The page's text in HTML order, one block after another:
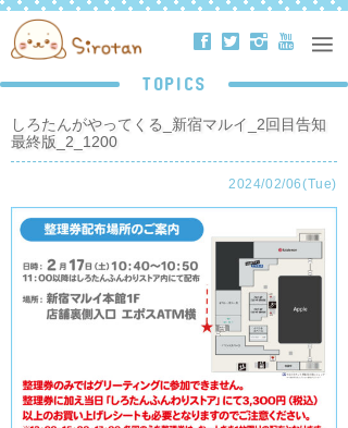
ä å ë ð
TOPICS
しろたんがやってくる_新宿マルイ_2回目告知
最終版_2_1200
2024/02/06(Tue)